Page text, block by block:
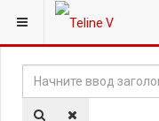
ВЫ ЗДЕСЬ: ГЛАВНАЯ
Начните
ввод
заголовка